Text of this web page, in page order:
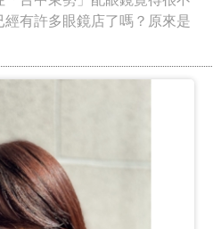
有許多眼鏡店了嗎？原來是